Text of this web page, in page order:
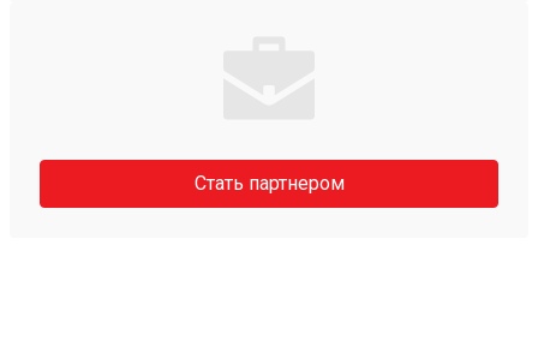
Стать партнером